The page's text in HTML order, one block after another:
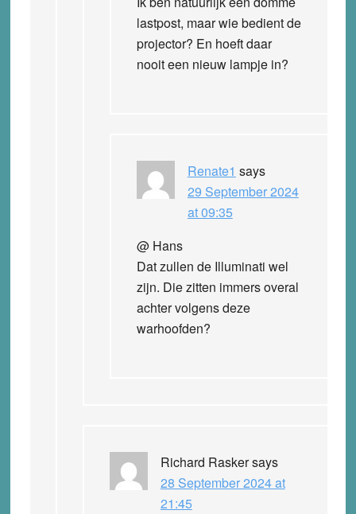
lastpost, maar wie bedient de
projector? En hoeft daar
nooit een nieuw lampje in?
Renate1 says
29 September 2024
at 09:35
@ Hans
Dat zullen de Illuminati wel
zijn. Die zitten immers overal
achter volgens deze
warhoofden?
Richard Raskersays
28 September 2024 at
21:45